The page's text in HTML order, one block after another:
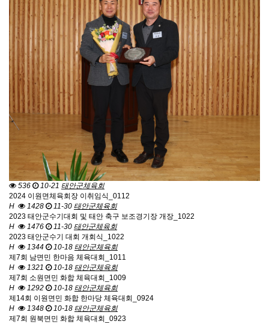
536 10-21 태안군체육회
2024 이원면체육회장 이취임식_0112
H
1428 11-30 태안군체육회
2023 태안군수기대회 및 태안 축구 보조경기장 개장_1022
H
1476 11-30 태안군체육회
2023 태안군수기 대회 개회식_1022
H
1344 10-18 태안군체육회
제7회 남면민 한마음 체육대회_1011
H
1321 10-18 태안군체육회
제7회 소원면민 화합 체육대회_1009
H
1292 10-18 태안군체육회
제14회 이원면민 화합 한마당 체육대회_0924
H
1348 10-18 태안군체육회
제7회 원북면민 화합 체육대회_0923